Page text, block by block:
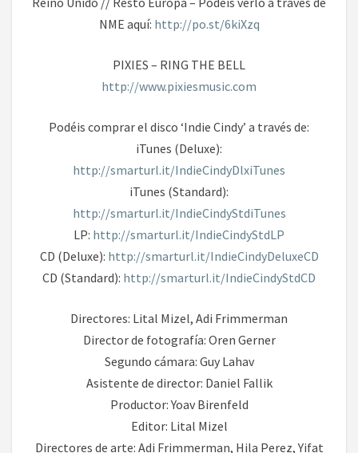
NME aquí: http://po.st/6kiXzq
PIXIES – RING THE BELL
http://www.pixiesmusic.com
Podéis comprar el disco ‘Indie Cindy’ a través de:
iTunes (Deluxe):
http://smarturl.it/IndieCindyDlxiTunes
iTunes (Standard):
http://smarturl.it/IndieCindyStdiTunes
LP: http://smarturl.it/IndieCindyStdLP
CD (Deluxe): http://smarturl.it/IndieCindyDeluxeCD
CD (Standard): http://smarturl.it/IndieCindyStdCD
Directores: Lital Mizel, Adi Frimmerman
Director de fotografía: Oren Gerner
Segundo cámara: Guy Lahav
Asistente de director: Daniel Fallik
Productor: Yoav Birenfeld
Editor: Lital Mizel
Directores de arte: Adi Frimmerman, Hila Perez, Yifat